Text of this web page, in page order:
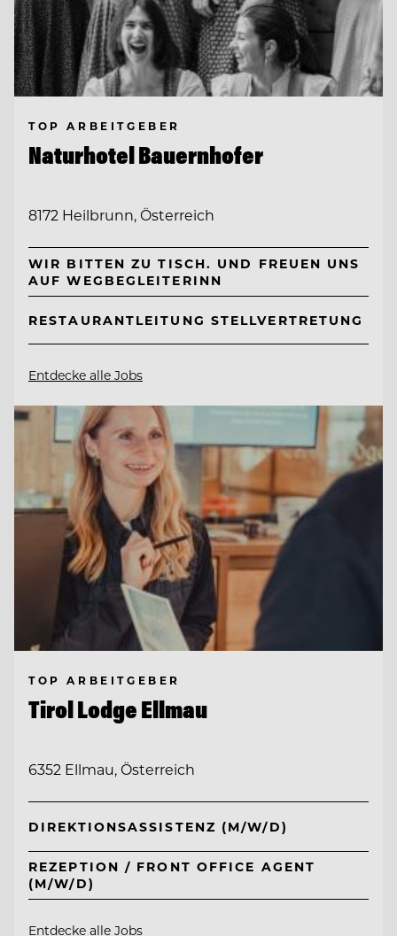
TOP ARBEITGEBER
Naturhotel Bauernhofer
8172 Heilbrunn, Österreich
WIR BITTEN ZU TISCH. UND FREUEN UNS
AUF WEGBEGLEITERINN
RESTAURANTLEITUNG STELLVERTRETUNG
Entdecke alle Jobs
TOP ARBEITGEBER
Tirol Lodge Ellmau
6352 Ellmau, Österreich
DIREKTIONSASSISTENZ (M/W/D)
REZEPTION / FRONT OFFICE AGENT
(M/W/D)
Entdecke alle Jobs